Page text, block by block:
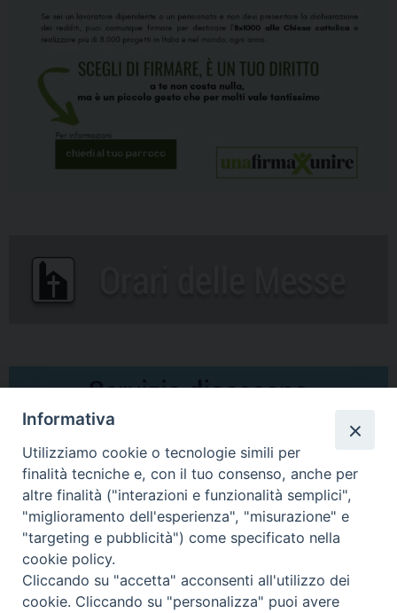
Comunicati Stampa
Il cordoglio dei Vescovi di Puglia per la morte di S.E.R. Mons. Agostino
Superbo
Nasce la Consulta Diocesana delle Aggregazioni Laicali di Castellaneta
Informativa
Utilizziamo cookie o tecnologie simili per
finalità tecniche e, con il tuo consenso, anche per
altre finalità ("interazioni e funzionalità semplici",
"miglioramento dell'esperienza", "misurazione" e
"targeting e pubblicità") come specificato nella
cookie policy.
Cliccando su "accetta" acconsenti all'utilizzo dei
cookie. Cliccando su "personalizza" puoi avere